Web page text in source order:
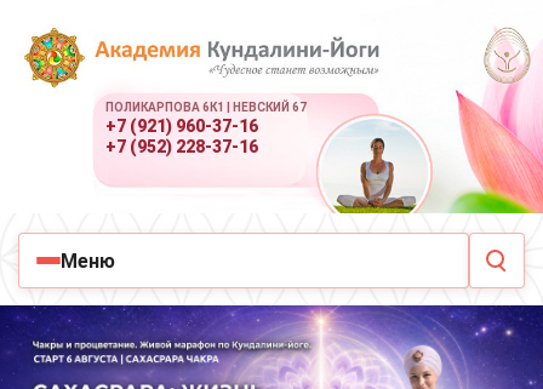
ПОЛИКАРПОВА 6К1 | НЕВСКИЙ 67
+7 (921) 960-37-16
+7 (952) 228-37-16
Меню